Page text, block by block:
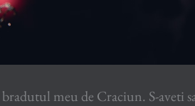
meu de Craciun. S-aveti